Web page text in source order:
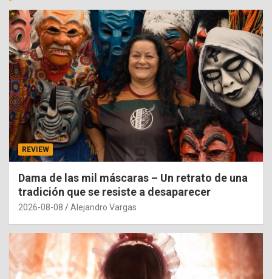
REVIEW
Dama de las mil máscaras – Un retrato de una
tradición que se resiste a desaparecer
2026-08-08 Alejandro Vargas